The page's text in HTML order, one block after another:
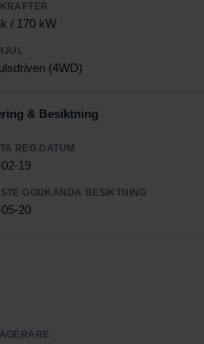
/ 170 kW
(4WD)
& Besiktning
REG.DATUM
19
GODKÄNDA BESIKTNING
20